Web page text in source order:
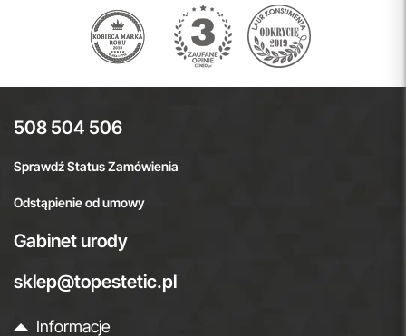
508 504 506
Sprawdź Status Zamówienia
Odstąpienie od umowy
Gabinet urody
sklep@topestetic.pl
Informacje